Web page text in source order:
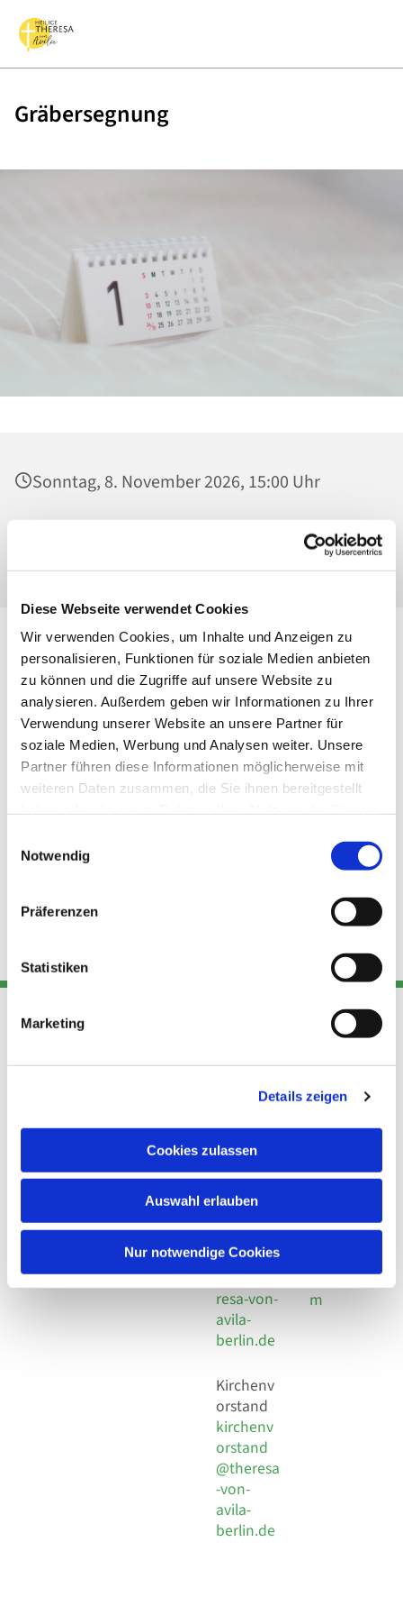
Diese Webseite verwendet Cookies
Wir verwenden Cookies, um Inhalte und Anzeigen zu
personalisieren, Funktionen für soziale Medien anbieten
zu können und die Zugriffe auf unsere Website zu
analysieren. Außerdem geben wir Informationen zu Ihrer
Verwendung unserer Website an unsere Partner für
soziale Medien, Werbung und Analysen weiter. Unsere
Partner führen diese Informationen möglicherweise mit
weiteren Daten zusammen, die Sie ihnen bereitgestellt
Notwendig
Präferenzen
Statistiken
Marketing
Details zeigen
Cookies zulassen
Auswahl erlauben
Nur notwendige Cookies
Gräbersegnung
Sonntag, 8. November 2026, 15:00 Uhr
Friedhof St. Hedwig/St. Pius, Konrad-Wolf-
Adresse
Kirchengemeinde Pfarrei
Hl. Theresa von Avila Berlin
Leitender Pfarrer - Norbert
Behaimstr. 39
Kont
Telefon
+49 30
924 64 28
Fax +49
30 924 54
18
E-Mail
info@the
resa-von-
avila-
berlin.de
Kirchenv
orstand
kirchenv
orstand
@theresa
-von-
avila-
berlin.de
Links
Datensch
utz
Social
Impressu
m